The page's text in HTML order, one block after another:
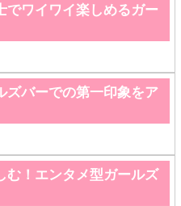
でワイワイ楽しめるガー
ズバーでの第一印象をア
む！エンタメ型ガールズ